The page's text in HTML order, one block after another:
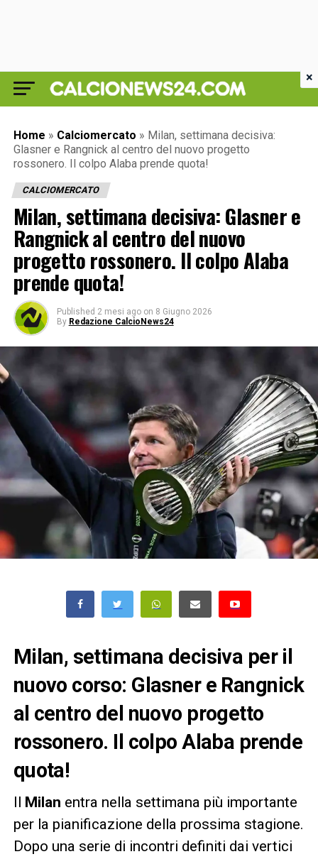
Home » Calciomercato » Milan, settimana decisiva:
Glasner e Rangnick al centro del nuovo progetto
rossonero. Il colpo Alaba prende quota!
CALCIOMERCATO
Milan, settimana decisiva: Glasner e
Rangnick al centro del nuovo
progetto rossonero. Il colpo Alaba
prende quota!
Published 2 mesi ago on 8 Giugno 2026
By Redazione CalcioNews24
Milan, settimana decisiva per il
nuovo corso: Glasner e Rangnick
al centro del nuovo progetto
rossonero. Il colpo Alaba prende
quota!
Milan entra nella settimana più importante
per la pianificazione della prossima stagione.
Dopo una serie di incontri definiti dai vertici
×